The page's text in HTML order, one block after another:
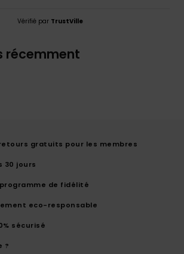
Vérifié par TrustVille
récemment
gratuits pour les membres
30 jours
de fidélité
eco-responsable
sécurisé
?